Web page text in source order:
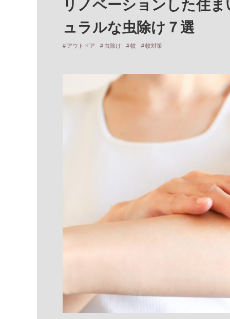
リノベーションした住
ュラルな虫除け７選
アウトドア 虫除け 蚊 蚊対策